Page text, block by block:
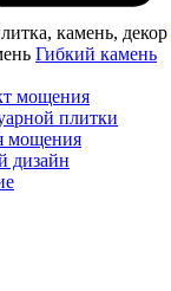
Гибкий камень
мощения
плитки
мощения
дизайн